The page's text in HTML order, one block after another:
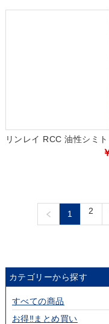
カテゴリーから探す
すべての商品
お得‼まとめ買い
リンレイ RCC 油性シミ
1 2